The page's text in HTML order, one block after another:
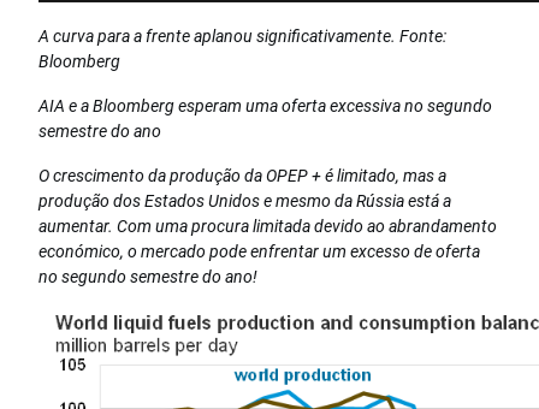
A curva para a frente aplanou significativamente. Fonte:
Bloomberg
AIA e a Bloomberg esperam uma oferta excessiva no segundo
semestre do ano
O crescimento da produção da OPEP + é limitado, mas a
produção dos Estados Unidos e mesmo da Rússia está a
aumentar. Com uma procura limitada devido ao abrandamento
económico, o mercado pode enfrentar um excesso de oferta
no segundo semestre do ano!